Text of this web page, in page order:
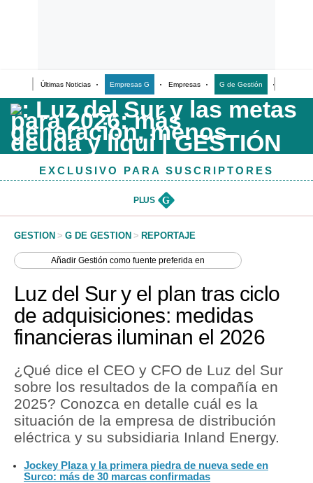
Últimas Noticias Empresas G Empresas G de Gestión
Últimas Noticias
Casos de Estudio
Columnistas
InfografíasEXCLUSIVO PARA SUSCRIPTORES
PLUS G
GESTION > G DE GESTION > REPORTAJE
AñadirGestión como fuente preferida en
Luz del Sur y el plan tras ciclo
de adquisiciones: medidas
financieras iluminan el 2026
¿Qué dice el CEO y CFO de Luz del Sur
sobre los resultados de la compañía en
2025? Conozca en detalle cuál es la
situación de la empresa de distribución
eléctrica y su subsidiaria Inland Energy.
Jockey Plaza y la primera piedra de nueva sede en
Surco: más de 30 marcas confirmadas